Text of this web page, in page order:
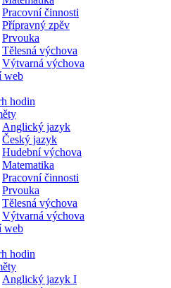
Pracovní činnosti
Přípravný zpěv
Prvouka
Tělesná výchova
Výtvarná výchova
web
hodin
Anglický jazyk
Český jazyk
Hudební výchova
Matematika
Pracovní činnosti
Prvouka
Tělesná výchova
Výtvarná výchova
web
hodin
Anglický jazyk I